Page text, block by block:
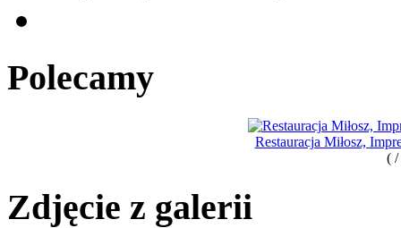
Polecamy
Restauracja Miłosz,
( /
Zdjęcie z galerii